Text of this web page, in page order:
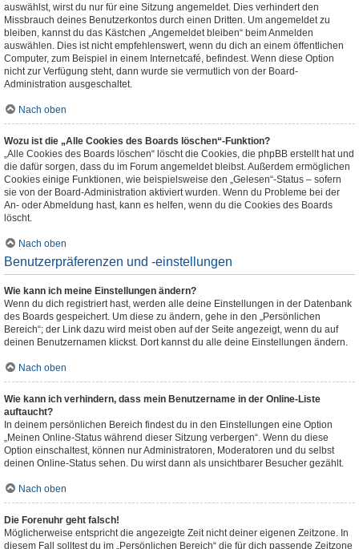
auswählst, wirst du nur für eine Sitzung angemeldet. Dies verhindert den
Missbrauch deines Benutzerkontos durch einen Dritten. Um angemeldet zu
bleiben, kannst du das Kästchen „Angemeldet bleiben“ beim Anmelden
auswählen. Dies ist nicht empfehlenswert, wenn du dich an einem öffentlichen
Computer, zum Beispiel in einem Internetcafé, befindest. Wenn diese Option
nicht zur Verfügung steht, dann wurde sie vermutlich von der Board-
Administration ausgeschaltet.
Nach oben
Wozu ist die „Alle Cookies des Boards löschen“-Funktion?
„Alle Cookies des Boards löschen“ löscht die Cookies, die phpBB erstellt hat und
die dafür sorgen, dass du im Forum angemeldet bleibst. Außerdem ermöglichen
Cookies einige Funktionen, wie beispielsweise den „Gelesen“-Status – sofern
sie von der Board-Administration aktiviert wurden. Wenn du Probleme bei der
An- oder Abmeldung hast, kann es helfen, wenn du die Cookies des Boards
löscht.
Nach oben
Benutzerpräferenzen und -einstellungen
Wie kann ich meine Einstellungen ändern?
Wenn du dich registriert hast, werden alle deine Einstellungen in der Datenbank
des Boards gespeichert. Um diese zu ändern, gehe in den „Persönlichen
Bereich“; der Link dazu wird meist oben auf der Seite angezeigt, wenn du auf
deinen Benutzernamen klickst. Dort kannst du alle deine Einstellungen ändern.
Nach oben
Wie kann ich verhindern, dass mein Benutzername in der Online-Liste
auftaucht?
In deinem persönlichen Bereich findest du in den Einstellungen eine Option
„Meinen Online-Status während dieser Sitzung verbergen“. Wenn du diese
Option einschaltest, können nur Administratoren, Moderatoren und du selbst
deinen Online-Status sehen. Du wirst dann als unsichtbarer Besucher gezählt.
Nach oben
Die Forenuhr geht falsch!
Möglicherweise entspricht die angezeigte Zeit nicht deiner eigenen Zeitzone. In
diesem Fall solltest du im „Persönlichen Bereich“ die für dich passende Zeitzone